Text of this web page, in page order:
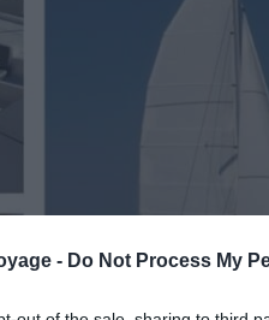
- Do Not Process My